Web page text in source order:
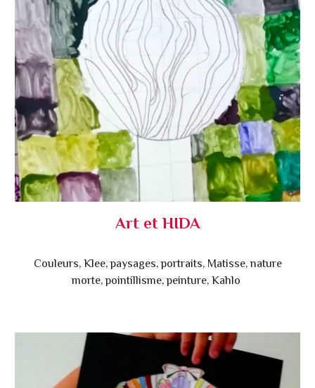
Art et HIDA
Couleurs, Klee, paysages, portraits, Matisse, nature
morte, pointillisme, peinture, Kahlo